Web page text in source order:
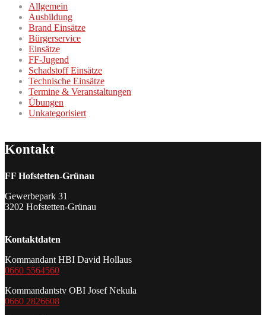
Allgemein
Ausbildung
Brand Einsätze
Bürgerservice
Einsätze
FF-Jugend
Schadstoff Einsätze
Technische Einsätze
Termine & Veranstaltungen
Übungen
Unkategorisiert
Kontakt
FF Hofstetten-Grünau
Gewerbepark 31
3202 Hofstetten-Grünau
Kontaktdaten
Kommandant HBI David Hollaus
0660 5564560
Kommandantstv OBI Josef Nekula
0660 2826608